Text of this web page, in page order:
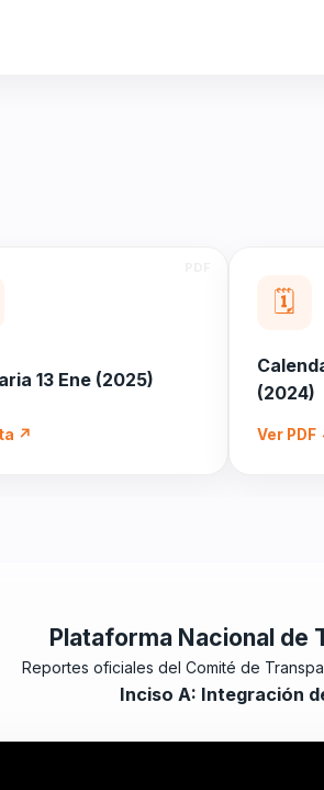
13 Ene (2025)
↗
🗓️
(2024)
Ver PDF
Plataforma Nacional de
Reportes oficiales del Comité de
Inciso A: Integración